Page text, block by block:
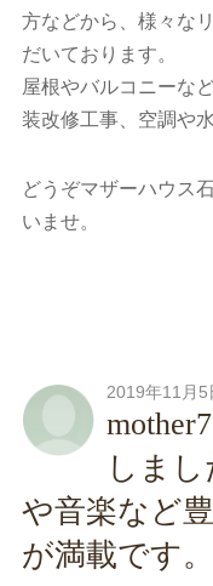
方などから、様々な
だいております。
屋根やバルコニーな
装改修工事、空調や
どうぞマザーハウス
いませ。
2019年11月5
しま
や音楽など
が満載です。